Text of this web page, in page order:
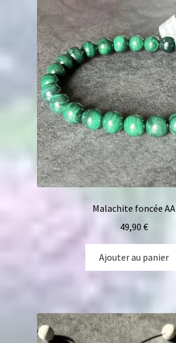
Malachite foncée AA
49,90 €
Ajouter au panier